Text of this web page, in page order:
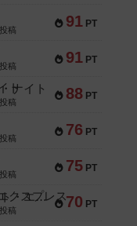
91 PT
稿
91 PT
稿
88 PT
ナイト
稿
76 PT
稿
75 PT
稿
70 PT
トランスオリエント・エクスプレス
稿